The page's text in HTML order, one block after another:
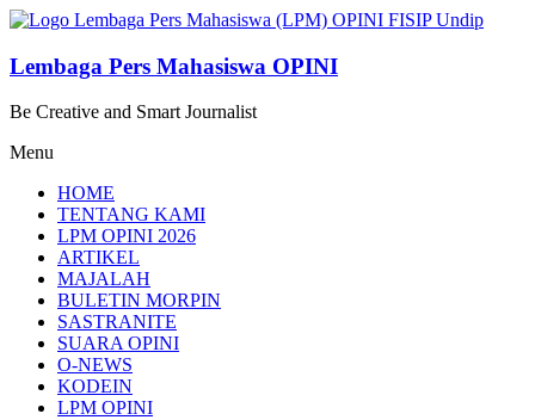
Lompat
konten
Lembaga Pers Mahasiswa OPINI
Be Creative and Smart Journalist
Menu
HOME
TENTANG KAMI
LPM OPINI 2026
ARTIKEL
MAJALAH
BULETIN MORPIN
SASTRANITE
SUARA OPINI
O-NEWS
KODEIN
LPM OPINI